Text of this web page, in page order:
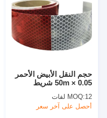
حجم النقل الأبيض الأحمر
0.05 × 50m شريط
عاليMOQ:12 لفات
أحصل على آخر سعر